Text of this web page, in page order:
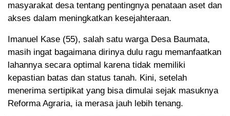
masyarakat desa tentang pentingnya penataan aset dan
akses dalam meningkatkan kesejahteraan.
Imanuel Kase (55), salah satu warga Desa Baumata,
masih ingat bagaimana dirinya dulu ragu memanfaatkan
lahannya secara optimal karena tidak memiliki
kepastian batas dan status tanah. Kini, setelah
menerima sertipikat yang bisa dimulai sejak masuknya
Reforma Agraria, ia merasa jauh lebih tenang.